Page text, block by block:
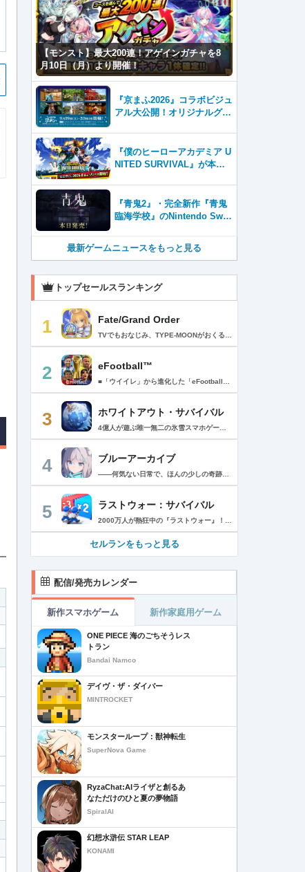
【モンスト】最大200連！アゲインガチャを8
月10日（月）より開催！
『京まふ2026』コラボビジュ
アル大公開！オリジナルグッ
ど、見どころ満載！！
『僕のヒーローアカデミア U
NITED SURVIVAL』が本日8
録者数100万を突破！
『青鬼2』・完全新作『青鬼
臨海学校』のNintendo Swit
最新ゲームニュースをもっと見る
トップセールスランキング
1 Fate/Grand Order
2 eFootball™
3 ホワイトアウト・サバイバル
4 ブルーアーカイブ
5 ラストウォー：サバイバル
セルランをもっと見る
配信/発売カレンダー
新作スマホゲーム 新作家庭用ゲーム
ONE PIECE 海のごちそうレス
トラン
Bandai Namco
デイヴ・ザ・ダイバー
MINTROCKET
モンスターループ：獣神転生
SuperNova Game
RyzaChat:AIライザと創るあ
なただけのひと夏の夢物語
SpiralAI
幻想水滸伝 STAR LEAP
KONAMI